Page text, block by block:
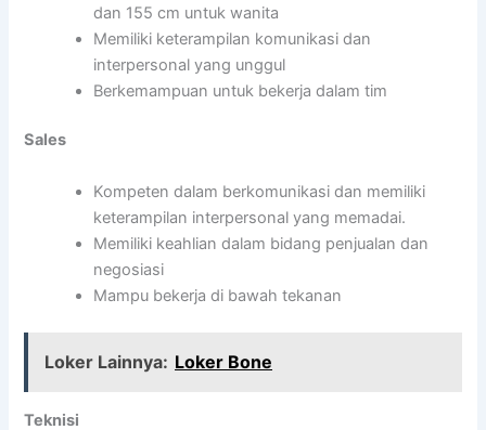
dan 155 cm untuk wanita
Memiliki keterampilan komunikasi dan
interpersonal yang unggul
Berkemampuan untuk bekerja dalam tim
Sales
Kompeten dalam berkomunikasi dan memiliki
keterampilan interpersonal yang memadai.
Memiliki keahlian dalam bidang penjualan dan
negosiasi
Mampu bekerja di bawah tekanan
Loker Lainnya: Loker Bone
Teknisi